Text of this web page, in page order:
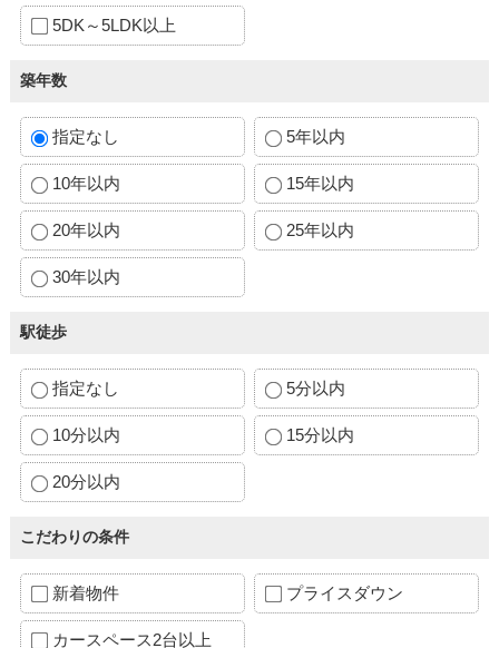
5DK～5LDK以上
築年数
指定なし 5年以内
10年以内 15年以内
20年以内 25年以内
30年以内
駅徒歩
指定なし 5分以内
10分以内 15分以内
20分以内
こだわりの条件
新着物件 プライスダウン
カースペース2台以上